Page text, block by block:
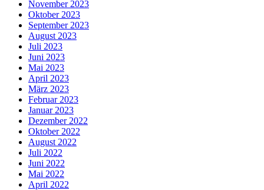
November 2023
Oktober 2023
September 2023
August 2023
Juli 2023
Juni 2023
Mai 2023
April 2023
März 2023
Februar 2023
Januar 2023
Dezember 2022
Oktober 2022
August 2022
Juli 2022
Juni 2022
Mai 2022
April 2022